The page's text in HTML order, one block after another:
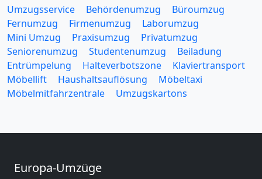
Umzugsservice Behördenumzug
Büroumzug
Fernumzug
Firmenumzug
Laborumzug
Mini Umzug
Praxisumzug
Privatumzug
Seniorenumzug
Studentenumzug
Beiladung
Entrümpelung
Halteverbotszone
Klaviertransport
Möbellift
Haushaltsauflösung
Möbeltaxi
Möbelmitfahrzentrale
Umzugskartons
Europa-Umzüge